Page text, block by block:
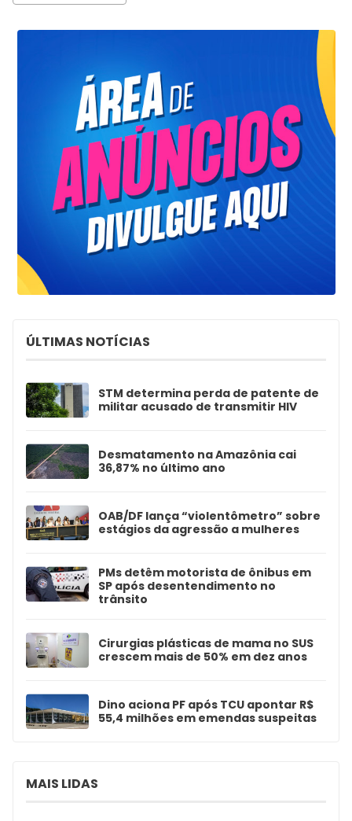
ÚLTIMAS NOTÍCIAS
STM determina perda de patente de
militar acusado de transmitir HIV
Desmatamento na Amazônia cai
36,87% no último ano
OAB/DF lança “violentômetro” sobre
estágios da agressão a mulheres
PMs detêm motorista de ônibus em
SP após desentendimento no
trânsito
Cirurgias plásticas de mama no SUS
crescem mais de 50% em dez anos
Dino aciona PF após TCU apontar R$
55,4 milhões em emendas suspeitas
MAIS LIDAS